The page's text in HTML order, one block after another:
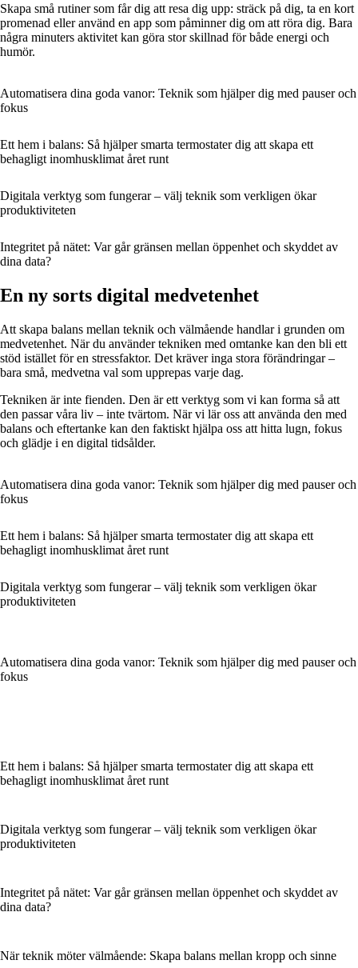
Skapa små rutiner som får dig att resa dig upp: sträck på dig, ta en kort
promenad eller använd en app som påminner dig om att röra dig. Bara
några minuters aktivitet kan göra stor skillnad för både energi och
humör.
Automatisera dina goda vanor: Teknik som hjälper dig med pauser och
fokus
Ett hem i balans: Så hjälper smarta termostater dig att skapa ett
behagligt inomhusklimat året runt
Digitala verktyg som fungerar – välj teknik som verkligen ökar
produktiviteten
Integritet på nätet: Var går gränsen mellan öppenhet och skyddet av
dina data?
En ny sorts digital medvetenhet
Att skapa balans mellan teknik och välmående handlar i grunden om
medvetenhet. När du använder tekniken med omtanke kan den bli ett
stöd istället för en stressfaktor. Det kräver inga stora förändringar –
bara små, medvetna val som upprepas varje dag.
Tekniken är inte fienden. Den är ett verktyg som vi kan forma så att
den passar våra liv – inte tvärtom. När vi lär oss att använda den med
balans och eftertanke kan den faktiskt hjälpa oss att hitta lugn, fokus
och glädje i en digital tidsålder.
Automatisera dina goda vanor: Teknik som hjälper dig med pauser och
fokus
Ett hem i balans: Så hjälper smarta termostater dig att skapa ett
behagligt inomhusklimat året runt
Digitala verktyg som fungerar – välj teknik som verkligen ökar
produktiviteten
Automatisera dina goda vanor: Teknik som hjälper dig med pauser och
fokus
Ett hem i balans: Så hjälper smarta termostater dig att skapa ett
behagligt inomhusklimat året runt
Digitala verktyg som fungerar – välj teknik som verkligen ökar
produktiviteten
Integritet på nätet: Var går gränsen mellan öppenhet och skyddet av
dina data?
När teknik möter välmående: Skapa balans mellan kropp och sinne